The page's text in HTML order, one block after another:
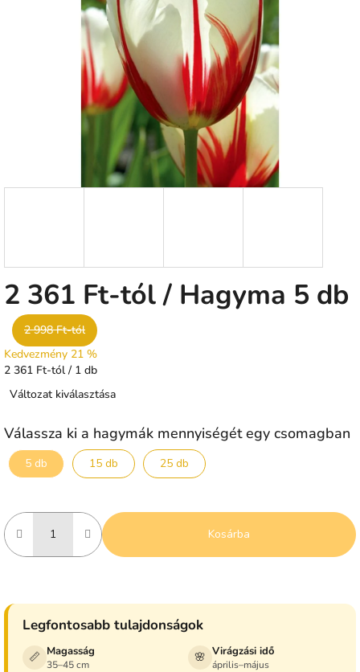
2 361 Ft-tól/ Hagyma 5 db
2 998 Ft-tól
Kedvezmény 21 %
Egységár:
2 361 Ft-tól / 1 db
Változat kiválasztása
Válassza ki a hagymák mennyiségét egy csomagban
5 db 15 db 25 db
Kosárba
Legfontosabb tulajdonságok
📏 Magasság
35–45 cm 🌸 Virágzási idő
április–május